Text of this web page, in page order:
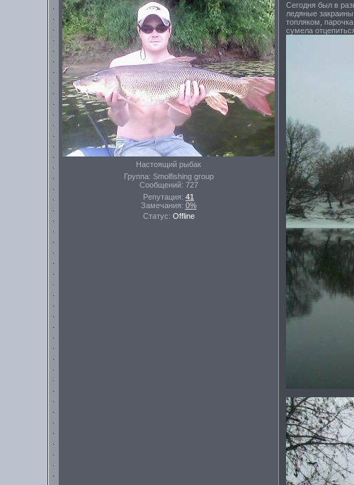
Настоящий рыбак
Группа: Smolfishing group
Сообщений: 727
Репутация: 41
Замечания: 0%
Статус: Offline
Сегодня был в
ледяные
топляком,
сумела